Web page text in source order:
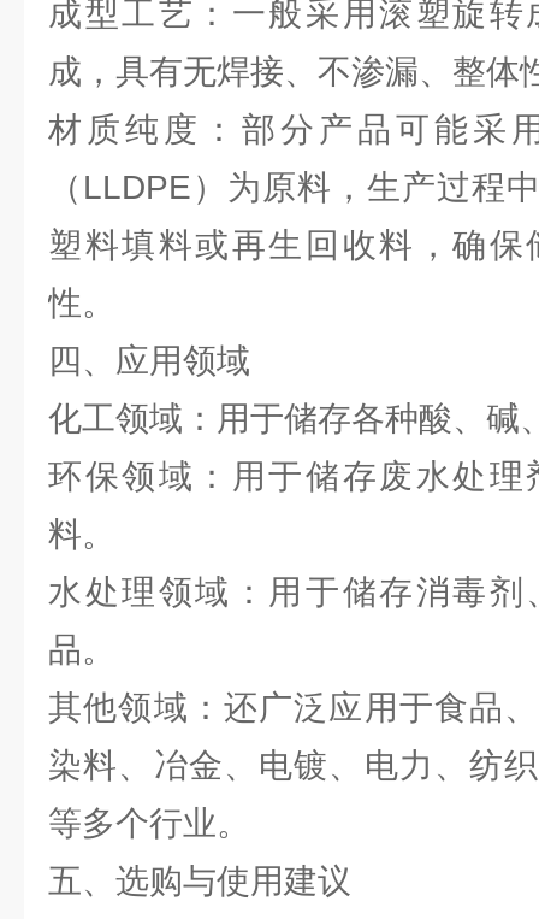
成型工艺：一般采用滚塑旋
成，具有无焊接、不渗漏、整体
材质纯度：部分产品可能采
（LLDPE）为原料，生产过程
塑料填料或再生回收料，确
性。
四、应用领域
化工领域：用于储存各种酸、碱
环保领域：用于储存废水处理
料。
水处理领域：用于储存消毒
品。
其他领域：还广泛应用于食品
染料、冶金、电镀、电力、纺
等多个行业。
五、选购与使用建议